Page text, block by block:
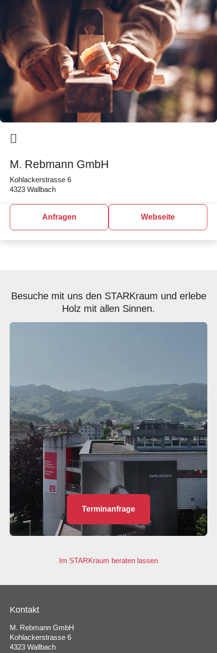
M. Rebmann GmbH
Kohlackerstrasse 6
4323 Wallbach
Anfragen Webseite
Besuche mit uns den STARKraum und erlebe
Holz mit allen Sinnen.
Terminanfrage
Im STARKraum beraten lassen
Kontakt
M. Rebmann GmbH
Kohlackerstrasse 6
4323 Wallbach